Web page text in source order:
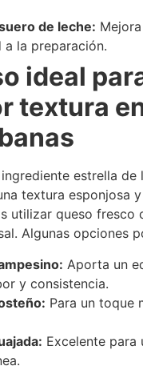
de leche:
a la preparación.
ideal
textura
estrella de
textura esponjosa
utilizar queso fresco
Algunas opciones
Aporta un
y consistencia.
Para un toque
Excelente para